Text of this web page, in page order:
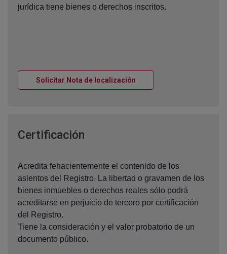
jurídica tiene bienes o derechos inscritos.
Solicitar Nota de localización
Certificación
Acredita fehacientemente el contenido de los
asientos del Registro. La libertad o gravamen de los
bienes inmuebles o derechos reales sólo podrá
acreditarse en perjuicio de tercero por certificación
del Registro.
Tiene la consideración y el valor probatorio de un
documento público.